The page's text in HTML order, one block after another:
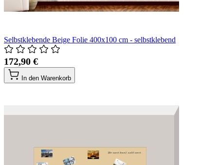
Selbstklebende Beige Folie 400x100 cm - selbstklebend
172,90 €
In den Warenkorb